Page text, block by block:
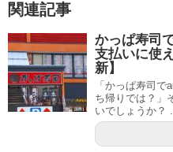
関連記事
かっぱ寿司
支払いに使
新】
「かっぱ寿司
ち帰りでは？」
いでしょうか？